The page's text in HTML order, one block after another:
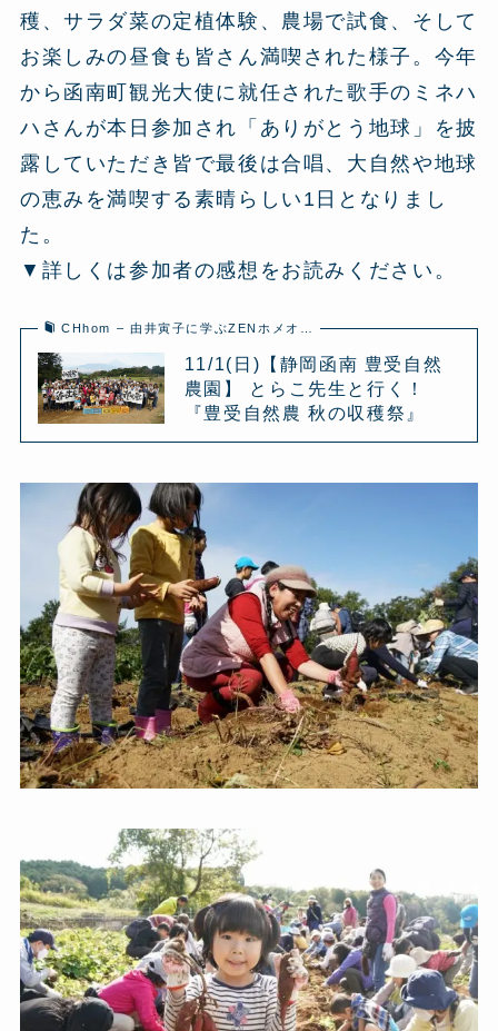
穫、サラダ菜の定植体験、農場で試食、そして
お楽しみの昼食も皆さん満喫された様子。今年
から函南町観光大使に就任された歌手のミネハ
ハさんが本日参加され「ありがとう地球」を披
露していただき皆で最後は合唱、大自然や地球
の恵みを満喫する素晴らしい1日となりまし
た。
▼詳しくは参加者の感想をお読みください。
CHhom – 由井寅子に学ぶZENホメオ…
11/1(日)【静岡函南 豊受自然
農園】 とらこ先生と行く！
『豊受自然農 秋の収穫祭』